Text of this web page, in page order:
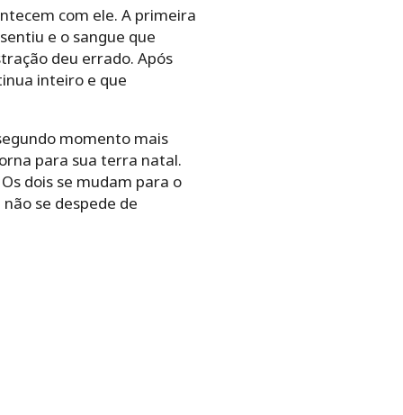
com ele. A primeira
e o sangue que
deu errado. Após
inteiro e que
momento mais
para sua terra natal.
dois se mudam para o
se despede de